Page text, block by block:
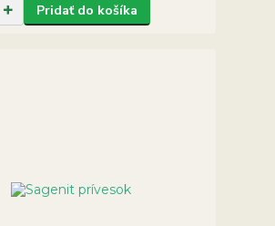
Pridať do košíka